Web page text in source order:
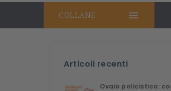

COLLANE
Articoli recenti
Ovaio policistico: